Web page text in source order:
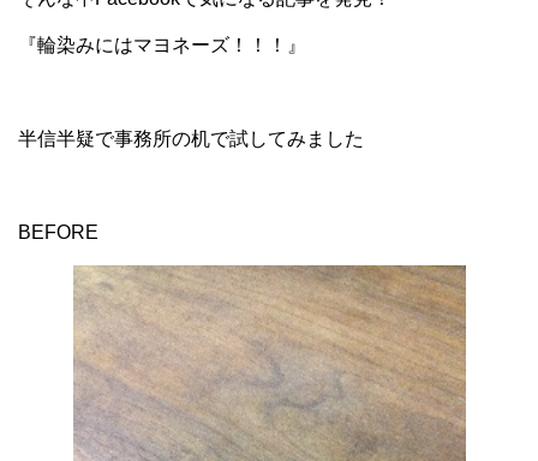
『輪染みにはマヨネーズ！！！』
半信半疑で事務所の机で試してみました
BEFORE